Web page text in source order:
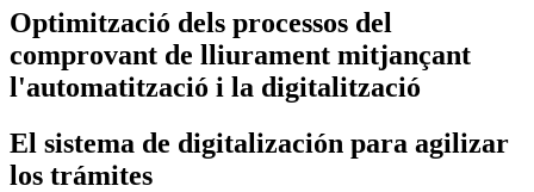
Optimització dels processos del
comprovant de lliurament mitjançant
l'automatització i la digitalització
El sistema de digitalización para agilizar
los trámites